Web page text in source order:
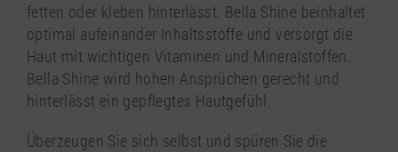
fetten oder kleben hinterlässt. Bella Shine beinhaltet
optimal aufeinander Inhaltsstoffe und versorgt die
Haut mit wichtigen Vitaminen und Mineralstoffen.
Bella Shine wird hohen Ansprüchen gerecht und
hinterlässt ein gepflegtes Hautgefühl.
Überzeugen Sie sich selbst und spüren Sie die